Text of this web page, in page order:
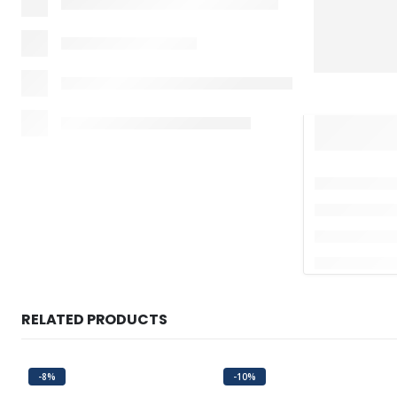
RELATED PRODUCTS
-8% -10%